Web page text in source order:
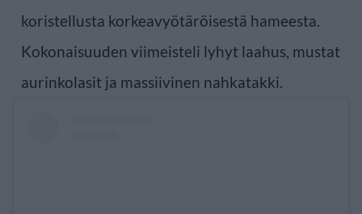
koristellusta korkeavyötäröisestä hameesta.
Kokonaisuuden viimeisteli lyhyt laahus, mustat
aurinkolasit ja massiivinen nahkatakki.